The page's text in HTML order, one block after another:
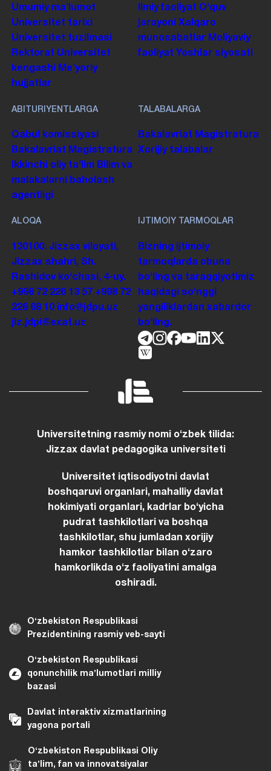
Umumiy maʼlumot
Universitet tarixi
Universitet tuzilmasi
Rektorat Universitet
kengashi
Me'yoriy
hujjatlar
Ilmiy faoliyat Oʻquv
jarayoni
Xalqaro
munosabatlar Moliyaviy
faoliyat Yoshlar siyosati
ABITURIYENTLARGA
Qabul komissiyasi
Bakalavriat Magistratura
Ikkinchi oliy taʼlim Bilim va
malakalarni baholash
agentligi
TALABALARGA
Bakalavriat Magistratura
Xorijiy talabalar
ALOQA
130100. Jizzax viloyati,
Jizzax shahri, Sh.
Rashidov koʻchasi, 4-uy.
+998 72 226 13 57 +998 72
226 68 10 info@jdpu.uz
jiz.jdpi@exat.uz
IJTIMOIY TARMOQLAR
Bizning ijtimoiy
tarmoqlarda obuna
boʻling va taraqqiyotimiz
haqidagi soʻnggi
yangiliklardan xabardor
boʻling.
Universitetning rasmiy nomi oʻzbek tilida:
Jizzax davlat pedagogika universiteti
Universitet iqtisodiyotni davlat
boshqaruvi organlari, mahalliy davlat
hokimiyati organlari, kadrlar boʻyicha
pudrat tashkilotlari va boshqa
tashkilotlar, shu jumladan xorijiy
hamkor tashkilotlar bilan oʻzaro
hamkorlikda oʻz faoliyatini amalga
oshiradi.
Oʻzbekiston Respublikasi
Prezidentining rasmiy veb-sayti
Oʻzbekiston Respublikasi
qonunchilik maʼlumotlari milliy
bazasi
Davlat interaktiv xizmatlarining
yagona portali
Oʻzbekiston Respublikasi Oliy
taʼlim, fan va innovatsiyalar